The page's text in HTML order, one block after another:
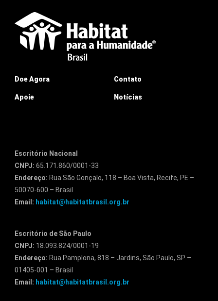
Doe Agora
Apoie
Contato
Notícias
Escritório Nacional
CNPJ: 65.171.860/0001-33
Endereço: Rua São Gonçalo, 118 – Boa Vista, Recife, PE –
50070-600 – Brasil
Email: habitat@habitatbrasil.org.br
Escritório de São Paulo
CNPJ: 18.093.824/0001-19
Endereço: Rua Pamplona, 818 – Jardins, São Paulo, SP –
01405-001 – Brasil
Email: habitat@habitatbrasil.org.br